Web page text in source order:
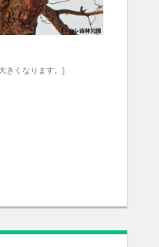
きくなります。]